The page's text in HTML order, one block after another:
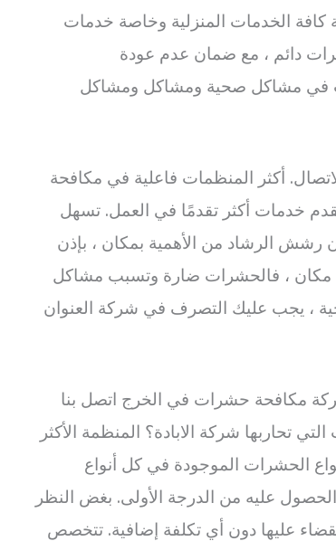
الخدمات المنزلية وخاصة خدمات
دائم ، مع ضمان عدم عودة
في مشاكل صحية ومشاكل ومشاكل
أكثر المنظمات فاعلية في مكافحة
خدمات أكثر تقدمًا في العمل. تسهل
الرشاد من الأهمية بمكان ، بإذن
مكان ، فالحشرات ضارة وتسبب مشاكل
، يجب عليك التصرف في شركة العنوان
مكافحة حشرات في الخرج اتصل بنا
شركة الابادة؟ المنظمة الأكثر
الحشرات الموجودة في كل أنواع
عليه من الدرجة الأولى. بغض النظر
عليها دون أي تكلفة إضافية. تتخصص